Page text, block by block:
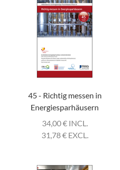
45 - Richtig messen in
Energiesparhäusern
34,00€INCL.
31,78€EXCL.